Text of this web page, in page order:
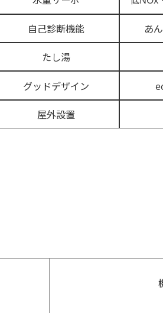
自己診断機能 あ
たし湯
グッドデザイン
屋外設置